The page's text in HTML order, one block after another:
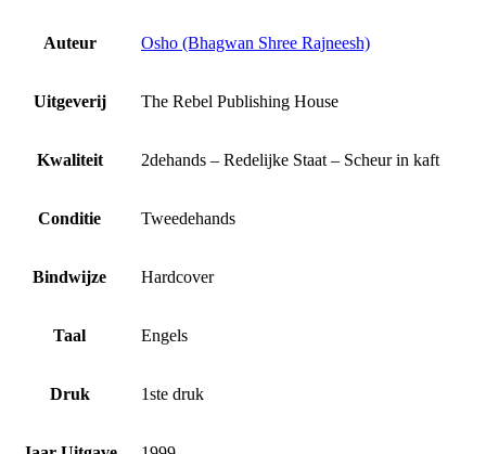
Auteur Osho (Bhagwan Shree Rajneesh)
Uitgeverij The Rebel Publishing House
Kwaliteit 2dehands – Redelijke Staat – Scheur in kaft
Conditie Tweedehands
Bindwijze Hardcover
Taal Engels
Druk 1ste druk